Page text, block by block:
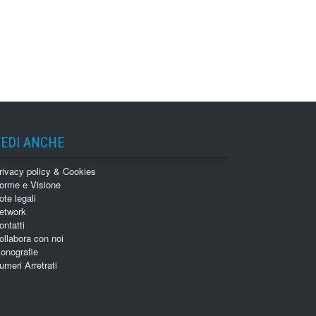
ANCHE
policy & Cookies
e Visione
legali
con noi
Arretrati